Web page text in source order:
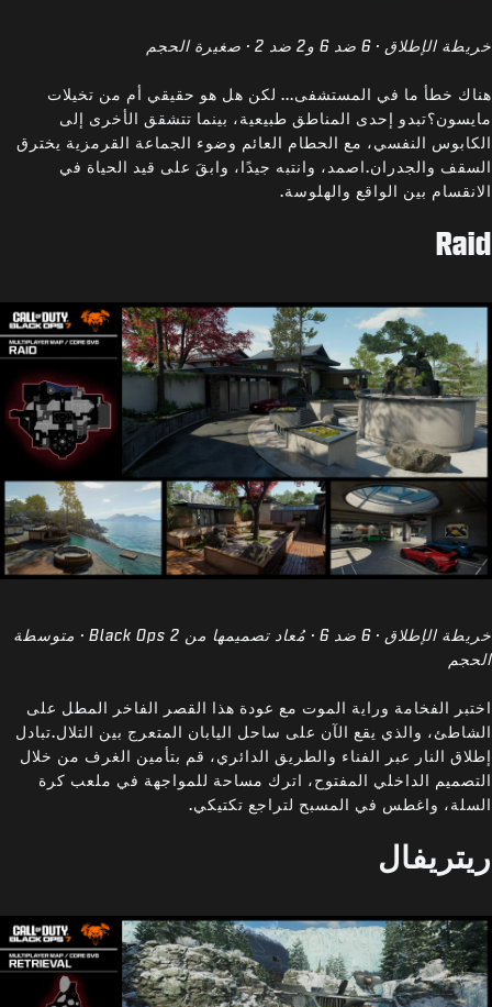
خريطة الإطلاق · 6 ضد 6 و2 ضد 2 · صغيرة الحجم
هناك خطأ ما في المستشفى... لكن هل هو حقيقي أم من تخيلات
مايسون؟تبدو إحدى المناطق طبيعية، بينما تتشقق الأخرى إلى
الكابوس النفسي، مع الحطام العائم وضوء الجماعة القرمزية يخترق
السقف والجدران.اصمد، وانتبه جيدًا، وابقَ على قيد الحياة في
الانقسام بين الواقع والهلوسة.
Raid
خريطة الإطلاق · 6 ضد 6 · مُعاد تصميمها من Black Ops 2 · متوسطة
الحجم
اختبر الفخامة وراية الموت مع عودة هذا القصر الفاخر المطل على
الشاطئ، والذي يقع الآن على ساحل اليابان المتعرج بين التلال.تبادل
إطلاق النار عبر الفناء والطريق الدائري، قم بتأمين الغرف من خلال
التصميم الداخلي المفتوح، اترك مساحة للمواجهة في ملعب كرة
السلة، واغطس في المسبح لتراجع تكتيكي.
ريتريفال